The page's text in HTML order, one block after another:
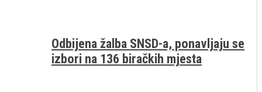
Odbijena žalba SNSD-a, ponavljaju se
izbori na 136 biračkih mjesta